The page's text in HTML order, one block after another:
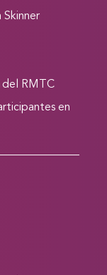
Skinner
del RMTC
en